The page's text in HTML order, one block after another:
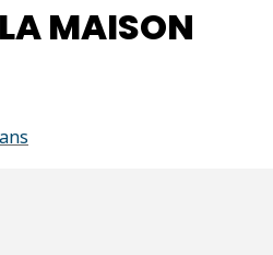
MAISON